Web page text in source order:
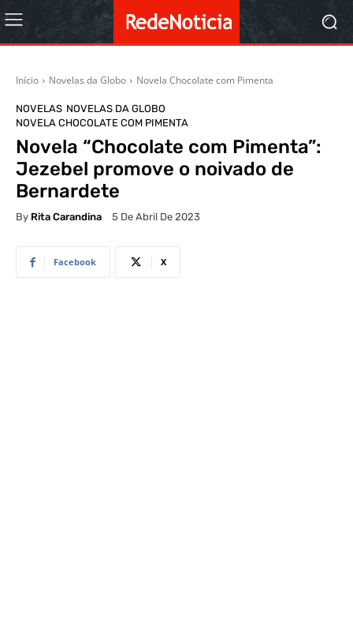
Início Novelas da Globo Novela Chocolate com Pimenta
NOVELAS NOVELAS DA GLOBO
NOVELA CHOCOLATE COM PIMENTA
Novela “Chocolate com Pimenta”:
Jezebel promove o noivado de
Bernardete
By Rita Carandina 5 De Abril De 2023
Facebook X